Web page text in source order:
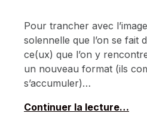
Pour trancher avec
solennelle que l’on se fait
ce(ux) que l’on y
un nouveau format (ils
s’accumuler)…
Continuer la lecture…